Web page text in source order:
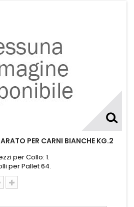
PER CARNI BIANCHE KG.2
per Collo: 1.
per Pallet 64.